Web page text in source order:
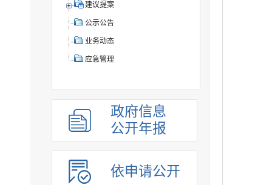
建议提案
公示公告
业务动态
应急管理
政府信息
公开年报
依申请公开